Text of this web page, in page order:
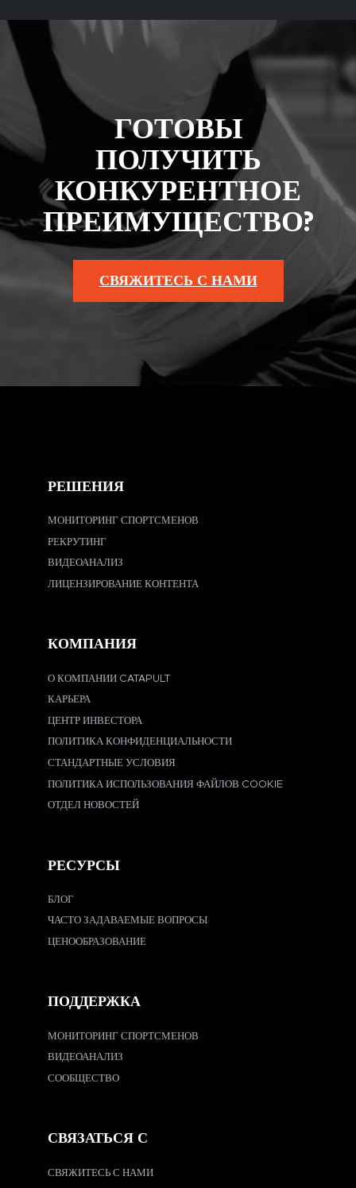
ГОТОВЫ
ПОЛУЧИТЬ
КОНКУРЕНТНОЕ
ПРЕИМУЩЕСТВО?
СВЯЖИТЕСЬ С НАМИ
РЕШЕНИЯ
МОНИТОРИНГ СПОРТСМЕНОВ
РЕКРУТИНГ
ВИДЕОАНАЛИЗ
ЛИЦЕНЗИРОВАНИЕ КОНТЕНТА
КОМПАНИЯ
О КОМПАНИИ CATAPULT
КАРЬЕРА
ЦЕНТР ИНВЕСТОРА
ПОЛИТИКА КОНФИДЕНЦИАЛЬНОСТИ
СТАНДАРТНЫЕ УСЛОВИЯ
ПОЛИТИКА ИСПОЛЬЗОВАНИЯ ФАЙЛОВ COOKIE
ОТДЕЛ НОВОСТЕЙ
РЕСУРСЫ
БЛОГ
ЧАСТО ЗАДАВАЕМЫЕ ВОПРОСЫ
ЦЕНООБРАЗОВАНИЕ
ПОДДЕРЖКА
МОНИТОРИНГ СПОРТСМЕНОВ
ВИДЕОАНАЛИЗ
СООБЩЕСТВО
СВЯЗАТЬСЯ С
СВЯЖИТЕСЬ С НАМИ